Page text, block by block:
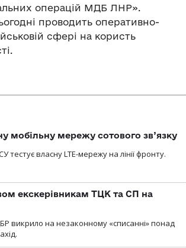
операцій МДБ ЛНР».
проводить оперативно-
сфері на користь
мобільну мережу сотового зв’язку
власну LTE-мережу на лінії фронту.
екскерівникам ТЦК та СП на
викрило на незаконному «списанні» понад